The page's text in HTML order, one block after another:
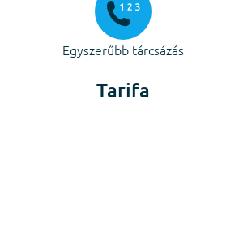
Egyszerűbb tárcsázás
Tarifa